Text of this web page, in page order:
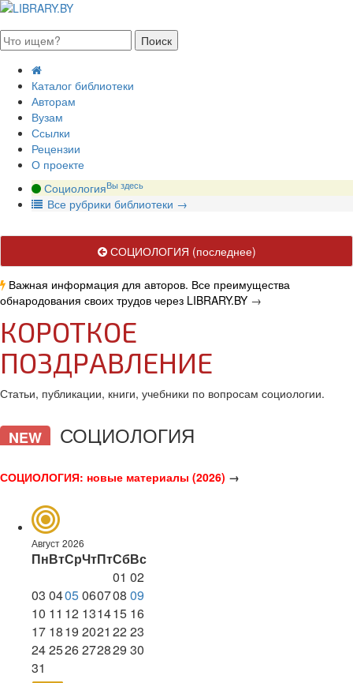
Каталог библиотеки
Авторам
Вузам
Ссылки
Рецензии
О проекте
СоциологияВы здесь
Все рубрики библиотеки →
СОЦИОЛОГИЯ (последнее)
Важная информация для авторов. Все преимущества
обнародования своих трудов через LIBRARY.BY →
КОРОТКОЕ
ПОЗДРАВЛЕНИЕ
Статьи, публикации, книги, учебники по вопросам социологии.
NEW СОЦИОЛОГИЯ
СОЦИОЛОГИЯ: новые материалы (2026) →
Август 2026
ПнВтСрЧтПтСбВс
01 02
03 0405060708 09
10 11 12 131415 16
17 1819 2021 2223
242526272829 30
31